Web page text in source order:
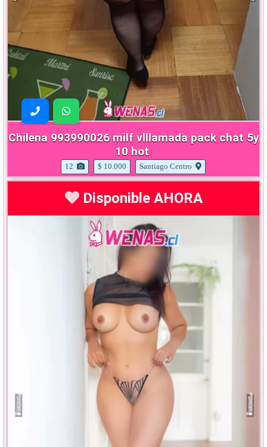
Chilena 993990026 milf vlllamada pack chat 5y
10 hot
12 $ 10.000 Santiago Centro
Disponible AHORA